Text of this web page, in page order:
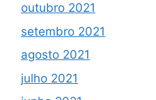
outubro 2021
setembro 2021
agosto 2021
julho 2021